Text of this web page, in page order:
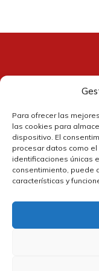
Para ofrecer las
las cookies para
dispositivo. El
procesar datos como
identificaciones únicas
consentimiento, puede
características y
Contacto